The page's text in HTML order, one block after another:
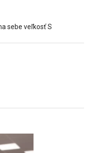
sebe veľkosť S